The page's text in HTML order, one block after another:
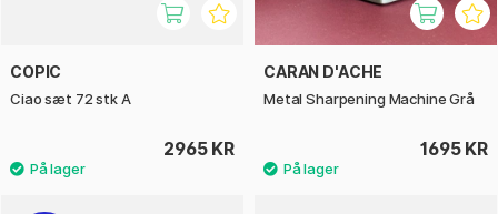
COPIC
Ciao sæt 72 stk A
2965 KR
CARAN D'ACHE
Metal Sharpening Machine Grå
1695 KR